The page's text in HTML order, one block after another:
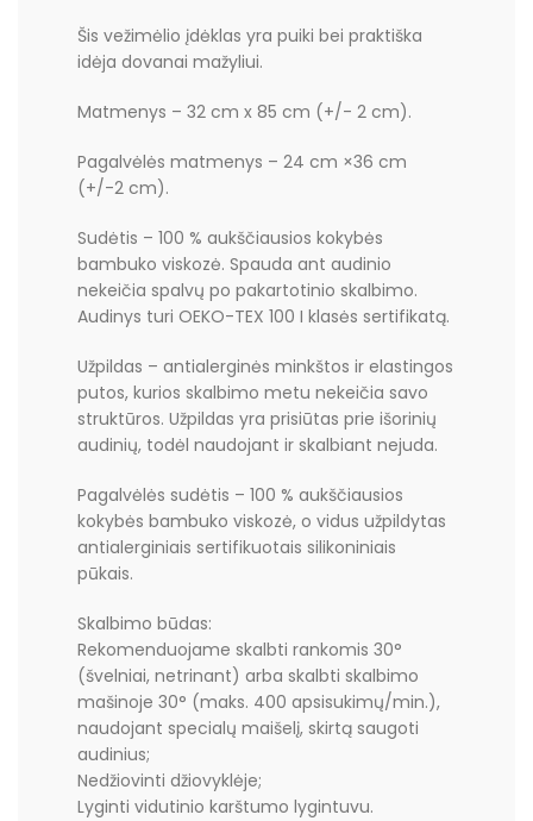
Šis vežimėlio įdėklas yra puiki bei praktiška
idėja dovanai mažyliui.
Matmenys – 32 cm x 85 cm (+/- 2 cm).
Pagalvėlės matmenys – 24 cm ×36 cm
(+/-2 cm).
Sudėtis – 100 % aukščiausios kokybės
bambuko viskozė. Spauda ant audinio
nekeičia spalvų po pakartotinio skalbimo.
Audinys turi OEKO-TEX 100 I klasės sertifikatą.
Užpildas – antialerginės minkštos ir elastingos
putos, kurios skalbimo metu nekeičia savo
struktūros. Užpildas yra prisiūtas prie išorinių
audinių, todėl naudojant ir skalbiant nejuda.
Pagalvėlės sudėtis – 100 % aukščiausios
kokybės bambuko viskozė, o vidus užpildytas
antialerginiais sertifikuotais silikoniniais
pūkais.
Skalbimo būdas:
Rekomenduojame skalbti rankomis 30°
(švelniai, netrinant) arba skalbti skalbimo
mašinoje 30° (maks. 400 apsisukimų/min.),
naudojant specialų maišelį, skirtą saugoti
audinius;
Nedžiovinti džiovyklėje;
Lyginti vidutinio karštumo lygintuvu.